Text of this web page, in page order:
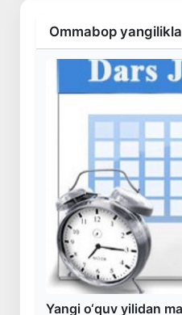
Ommabop
Yangi o‘quv yilidan